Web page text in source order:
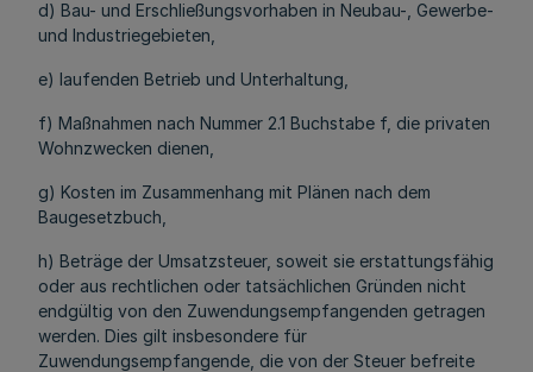
d) Bau- und Erschließungsvorhaben in Neubau-, Gewerbe-
und Industriegebieten,
e) laufenden Betrieb und Unterhaltung,
f) Maßnahmen nach Nummer 2.1 Buchstabe f, die privaten
Wohnzwecken dienen,
g) Kosten im Zusammenhang mit Plänen nach dem
Baugesetzbuch,
h) Beträge der Umsatzsteuer, soweit sie erstattungsfähig
oder aus rechtlichen oder tatsächlichen Gründen nicht
endgültig von den Zuwendungsempfangenden getragen
werden. Dies gilt insbesondere für
Zuwendungsempfangende, die von der Steuer befreite